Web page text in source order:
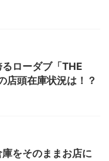
るローダブ「THE
店頭在庫状況は！？
庫をそのままお店に